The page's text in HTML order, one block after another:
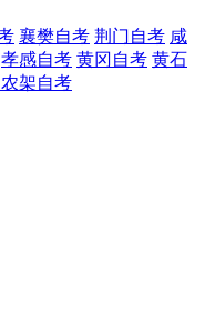
襄樊自考 荆门自考 咸
孝感自考 黄冈自考 黄石
架自考